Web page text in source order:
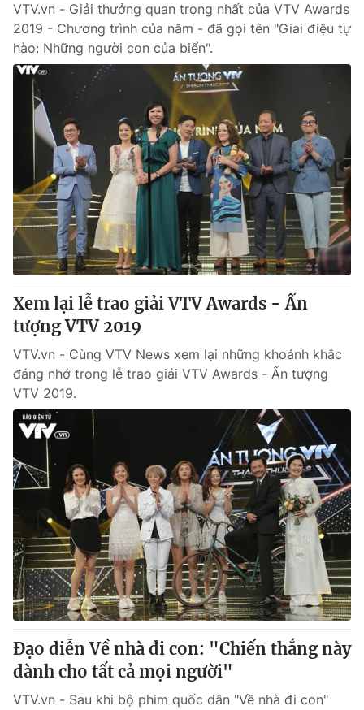
VTV.vn - Giải thưởng quan trọng nhất của VTV Awards
2019 - Chương trình của năm - đã gọi tên "Giai điệu tự
hào: Những người con của biển".
Xem lại lễ trao giải VTV Awards - Ấn
tượng VTV 2019
VTV.vn - Cùng VTV News xem lại những khoảnh khắc
đáng nhớ trong lễ trao giải VTV Awards - Ấn tượng
VTV 2019.
Đạo diễn Về nhà đi con: "Chiến thắng này
dành cho tất cả mọi người"
VTV.vn - Sau khi bộ phim quốc dân "Về nhà đi con"